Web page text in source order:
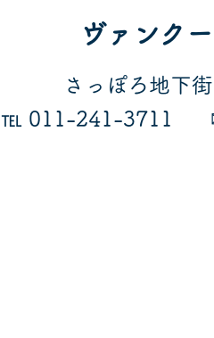
ヴァンク
さっぽろ地下
​℡ 011-241-3711